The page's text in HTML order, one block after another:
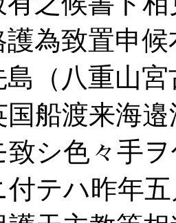
為致置申候
（八重山宮
船渡来海邉
シ色々手ヲ
テハ昨年五